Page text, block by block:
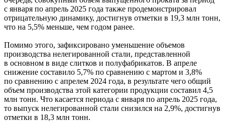
с января по апрель 2025 года также продемонстрировал
отрицательную динамику, достигнув отметки в 19,3 млн тонн,
что на 5,5% меньше, чем годом ранее.
Помимо этого, зафиксировано уменьшение объемов
производства нелегированной стали, представленной
в основном в виде слитков и полуфабрикатов. В апреле
снижение составило 5,7% по сравнению с мартом и 3,8%
по сравнению с апрелем 2024 года, в результате чего общий
объем производства этой категории продукции составил 4,5
млн тонн. Что касается периода с января по апрель 2025 года,
то выпуск нелегированной стали снизился на 2,9%, достигнув
отметки в 18,3 млн тонн.